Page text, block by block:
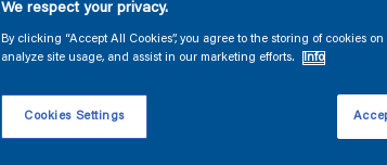
We respect your privacy.
By clicking “Accept All Cookies”, you agree to the storing of cookies
analyze site usage, and assist in our marketing efforts.
Info
Cookies Settings